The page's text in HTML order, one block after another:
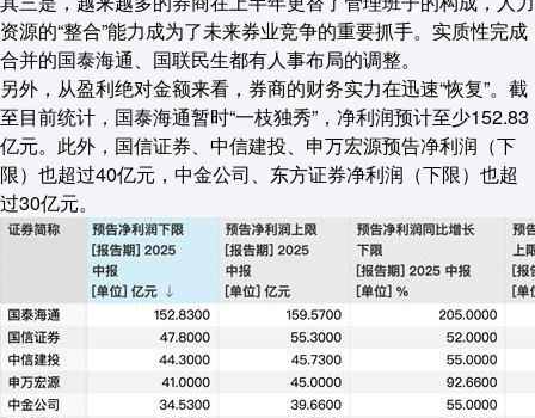
资源的“整合”能力成为了未来券业竞争的重要抓手。实质性完成
合并的国泰海通、国联民生都有人事布局的调整。
另外，从盈利绝对金额来看，券商的财务实力在迅速“恢复”。截
至目前统计，国泰海通暂时“一枝独秀”，净利润预计至少152.83
亿元。此外，国信证券、中信建投、申万宏源预告净利润（下
限）也超过40亿元，中金公司、东方证券净利润（下限）也超
过30亿元。